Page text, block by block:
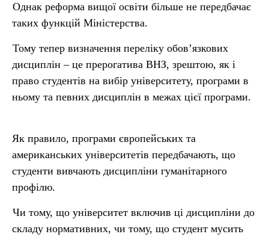
Однак реформа вищої освіти більше не передбачає
таких функцій Міністерства.
Тому тепер визначення переліку обов’язкових
дисциплін – це прерогатива ВНЗ, зрештою, як і
право студентів на вибір університету, програми в
ньому та певних дисциплін в межах цієї програми.
Як правило, програми європейських та
американських університетів передбачають, що
студенти вивчають дисципліни гуманітарного
профілю.
Чи тому, що університет включив ці дисципліни до
складу нормативних, чи тому, що студент мусить